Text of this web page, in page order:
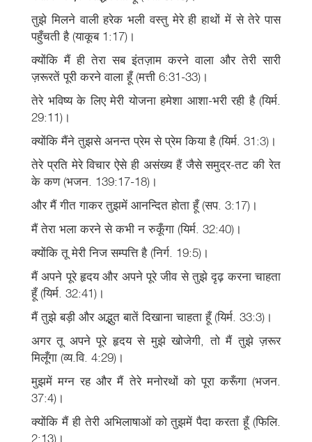
तुझे मिलने वाली हरेक भली वस्तु मेरे ही हाथों में से तेरे पास
पहुँचती है (याकूब 1:17)।
क्योंकि मैं ही तेरा सब इंतज़ाम करने वाला और तेरी सारी
ज़रूरतें पूरी करने वाला हूँ (मत्ती 6:31-33)।
तेरे भविष्य के लिए मेरी योजना हमेशा आशा-भरी रही है (यिर्म.
29:11)।
क्योंकि मैंने तुझसे अनन्त प्रेम से प्रेम किया है (यिर्म. 31:3)।
तेरे प्रति मेरे विचार ऐसे ही असंख्य हैं जैसे समुद्र-तट की रेत
के कण (भजन. 139:17-18)।
और मैं गीत गाकर तुझमें आनन्दित होता हूँ (सप. 3:17)।
मैं तेरा भला करने से कभी न रुकूँगा (यिर्म. 32:40)।
क्योंकि तू मेरी निज सम्पत्ति है (निर्ग. 19:5)।
मैं अपने पूरे हृदय और अपने पूरे जीव से तुझे दृढ़ करना चाहता
हूँ (यिर्म. 32:41)।
मैं तुझे बड़ी और अद्भुत बातें दिखाना चाहता हूँ (यिर्म. 33:3)।
अगर तू अपने पूरे हृदय से मुझे खोजेगी, तो मैं तुझे ज़रूर
मिलूँगा (व्य.वि. 4:29)।
मुझमें मग्न रह और मैं तेरे मनोरथों को पूरा करूँगा (भजन.
37:4)।
क्योंकि मैं ही तेरी अभिलाषाओं को तुझमें पैदा करता हूँ (फिलि.
2:13)।